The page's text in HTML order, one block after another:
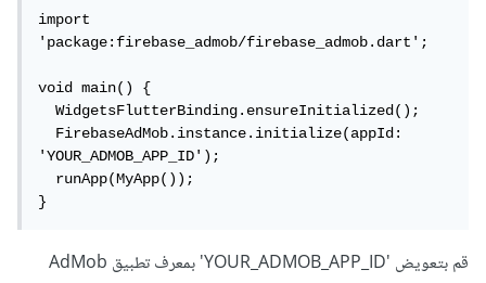
import
'package:firebase_admob/firebase_admob.dart';
void main() {
  WidgetsFlutterBinding.ensureInitialized();
  FirebaseAdMob.instance.initialize(appId:
'YOUR_ADMOB_APP_ID');
  runApp(MyApp());
}
قم بتعويض 'YOUR_ADMOB_APP_ID' بمعرف تطبيق AdMob